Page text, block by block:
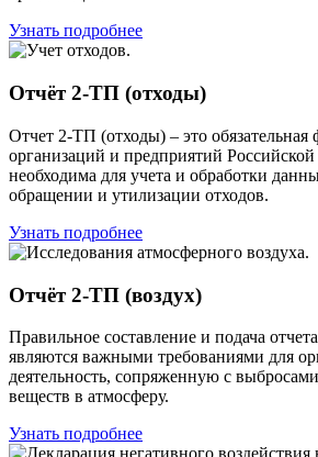
Узнать подробнее
Отчёт 2-ТП (отходы)
Отчет 2-ТП (отходы) – это обязательная
организаций и предприятий
необходима для учета и обработки
обращении и утилизации отходов.
Узнать подробнее
Отчёт 2-ТП (воздух)
Правильное составление и подача
являются важными требованиями для
деятельность, сопряженную с
веществ в атмосферу.
Узнать подробнее